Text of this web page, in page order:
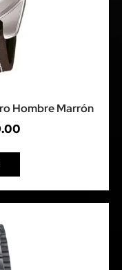
Hombre Marrón